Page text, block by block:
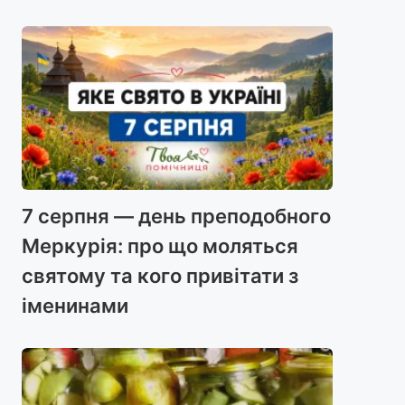
7 серпня — день преподобного
Меркурія: про що моляться
святому та кого привітати з
іменинами